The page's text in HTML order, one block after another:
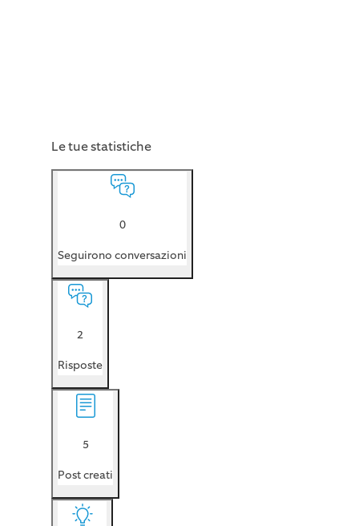
Le tue statistiche
0
Seguirono conversazioni
2
Risposte
5
Post creati